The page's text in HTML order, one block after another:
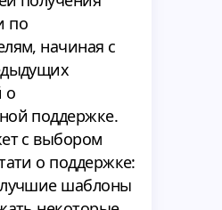
по
начиная с
о
поддержке.
с выбором
о поддержке:
шаблоны